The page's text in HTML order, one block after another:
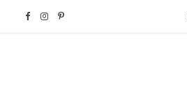
F I P